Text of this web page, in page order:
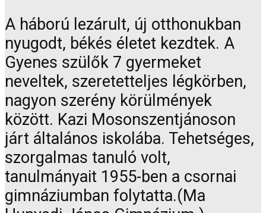
A háború lezárult, új otthonukban
nyugodt, békés életet kezdtek. A
Gyenes szülők 7 gyermeket
neveltek, szeretetteljes légkörben,
nagyon szerény körülmények
között. Kazi Mosonszentjánoson
járt általános iskolába. Tehetséges,
szorgalmas tanuló volt,
tanulmányait 1955-ben a csornai
gimnáziumban folytatta.(Ma